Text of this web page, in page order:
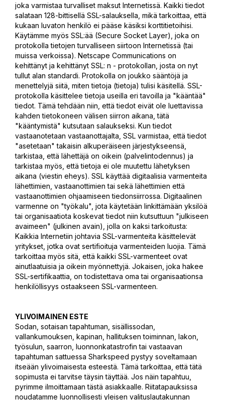
joka varmistaa turvalliset maksut Internetissä. Kaikki tiedot
salataan 128-bittisellä SSL-salauksella, mikä tarkoittaa, että
kukaan luvaton henkilö ei pääse käsiksi korttitietoihisi.
Käytämme myös SSL:ää (Secure Socket Layer), joka on
protokolla tietojen turvalliseen siirtoon Internetissä (tai
muissa verkoissa). Netscape Communications on
kehittänyt ja kehittänyt SSL: n - protokollan, josta on nyt
tullut alan standardi. Protokolla on joukko sääntöjä ja
menettelyjä siitä, miten tietoja (tietoja) tulisi käsitellä. SSL-
protokolla käsittelee tietoja useilla eri tavoilla ja "kääntää"
tiedot. Tämä tehdään niin, että tiedot eivät ole luettavissa
kahden tietokoneen välisen siirron aikana, tätä
"kääntymistä" kutsutaan salaukseksi. Kun tiedot
vastaanotetaan vastaanottajalta, SSL varmistaa, että tiedot
"asetetaan" takaisin alkuperäiseen järjestykseensä,
tarkistaa, että lähettäjä on oikein (palvelintodennus) ja
tarkistaa myös, että tietoja ei ole muutettu lähetyksen
aikana (viestin eheys). SSL käyttää digitaalisia varmenteita
lähettimien, vastaanottimien tai sekä lähettimien että
vastaanottimien ohjaamiseen tiedonsiirrossa. Digitaalinen
varmenne on "työkalu", jota käytetään linkittämään yksilöä
tai organisaatiota koskevat tiedot niin kutsuttuun "julkiseen
avaimeen" (julkinen avain), jolla on kaksi tarkoitusta:
Kaikkia Internetiin johtavia SSL-varmenteita käsittelevät
yritykset, jotka ovat sertifioituja varmenteiden luojia. Tämä
tarkoittaa myös sitä, että kaikki SSL-varmenteet ovat
ainutlaatuisia ja oikein myönnettyjä. Jokaisen, joka hakee
SSL-sertifikaattia, on todistettava oma tai organisaationsa
henkilöllisyys ostaakseen SSL-varmenteen.
YLIVOIMAINEN ESTE
Sodan, sotaisan tapahtuman, sisällissodan,
vallankumouksen, kapinan, hallituksen toiminnan, lakon,
työsulun, saarron, luonnonkatastrofin tai vastaavan
tapahtuman sattuessa Sharkspeed pystyy soveltamaan
itseään ylivoimaisesta esteestä. Tämä tarkoittaa, että tätä
sopimusta ei tarvitse täysin täyttää. Jos näin tapahtuu,
pyrimme ilmoittamaan tästä asiakkaalle. Riitatapauksissa
noudatamme luonnollisesti yleisen valituslautakunnan